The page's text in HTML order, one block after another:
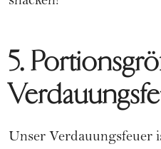
5.
Unser Verdauungsfeuer